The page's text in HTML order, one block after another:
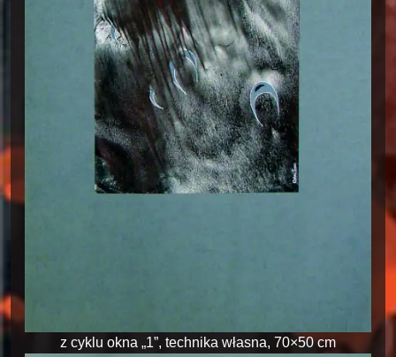
z cyklu okna „1”, technika własna, 70×50 cm